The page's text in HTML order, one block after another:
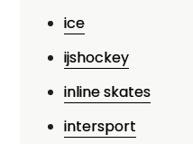
ice
ijshockey
inline skates
intersport